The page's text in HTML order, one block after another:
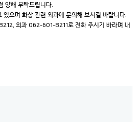
양해 부탁드립니다.
으며 화상 관련 외과에 문의해 보시길 바랍니다.
외과 062-601-8211로 전화 주시기 바라며 내